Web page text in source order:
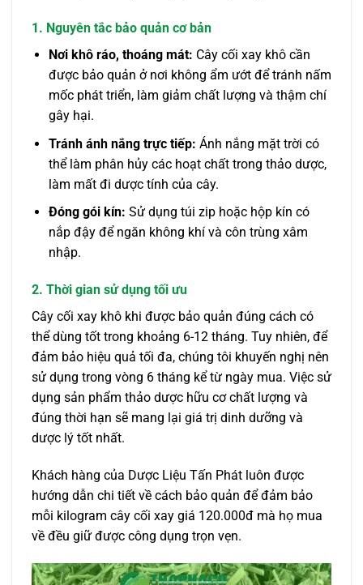
1. Nguyên tắc bảo quản cơ bản
Nơi khô ráo, thoáng mát: Cây cối xay khô cần
được bảo quản ở nơi không ẩm ướt để tránh nấm
mốc phát triển, làm giảm chất lượng và thậm chí
gây hại.
Tránh ánh nắng trực tiếp: Ánh nắng mặt trời có
thể làm phân hủy các hoạt chất trong thảo dược,
làm mất đi dược tính của cây.
Đóng gói kín: Sử dụng túi zip hoặc hộp kín có
nắp đậy để ngăn không khí và côn trùng xâm
nhập.
2. Thời gian sử dụng tối ưu
Cây cối xay khô khi được bảo quản đúng cách có
thể dùng tốt trong khoảng 6-12 tháng. Tuy nhiên, để
đảm bảo hiệu quả tối đa, chúng tôi khuyến nghị nên
sử dụng trong vòng 6 tháng kể từ ngày mua. Việc sử
dụng sản phẩm thảo dược hữu cơ chất lượng và
đúng thời hạn sẽ mang lại giá trị dinh dưỡng và
dược lý tốt nhất.
Khách hàng của Dược Liệu Tấn Phát luôn được
hướng dẫn chi tiết về cách bảo quản để đảm bảo
mỗi kilogram cây cối xay giá 120.000đ mà họ mua
về đều giữ được công dụng trọn vẹn.